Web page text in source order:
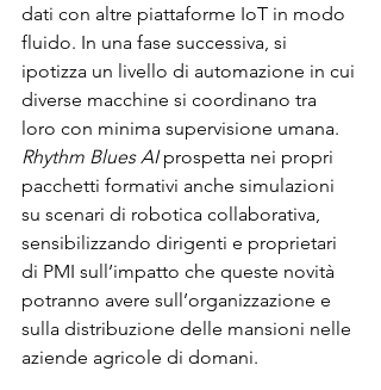
dati con altre piattaforme IoT in modo
fluido. In una fase successiva, si
ipotizza un livello di automazione in cui
diverse macchine si coordinano tra
loro con minima supervisione umana.
Rhythm Blues AI prospetta nei propri
pacchetti formativi anche simulazioni
su scenari di robotica collaborativa,
sensibilizzando dirigenti e proprietari
di PMI sull’impatto che queste novità
potranno avere sull’organizzazione e
sulla distribuzione delle mansioni nelle
aziende agricole di domani.